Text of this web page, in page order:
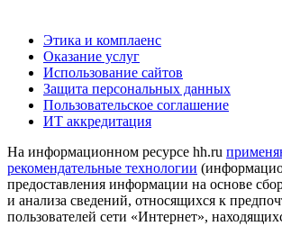
Этика и комплаенс
Оказание услуг
Использование сайтов
Защита персональных данных
Пользовательское соглашение
ИТ аккредитация
На информационном ресурсе hh.ru
рекомендательные технологии
предоставления информации на основе
и анализа сведений, относящихся к
пользователей сети «Интернет»,